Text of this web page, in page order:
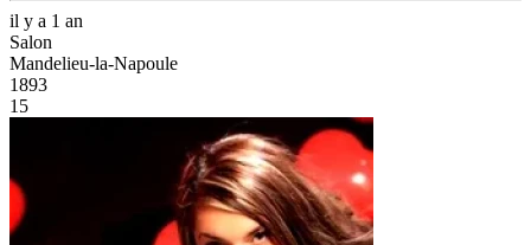
il y a 1 an
Salon
Mandelieu-la-Napoule
1893
15